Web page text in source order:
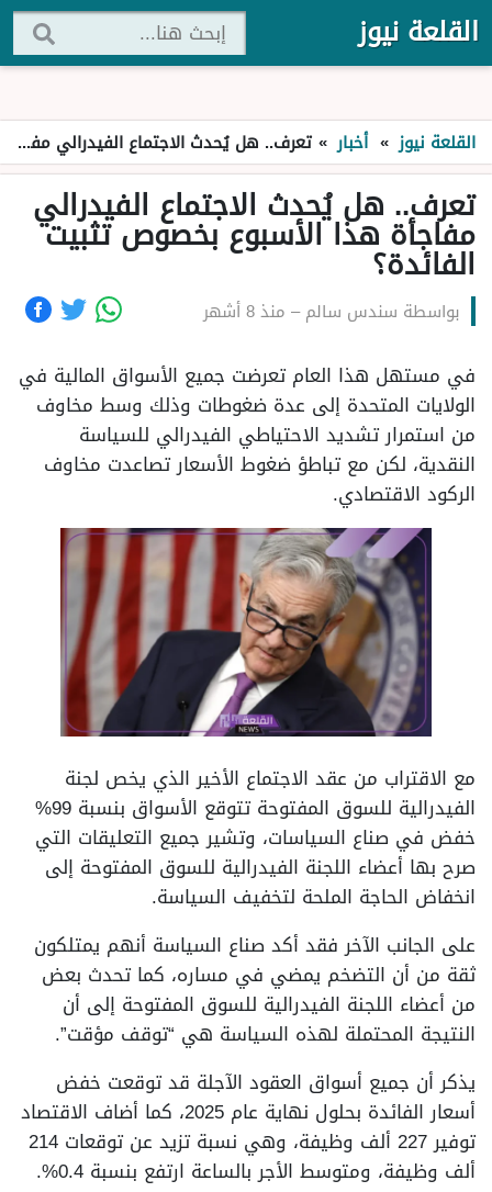
القلعة نيوز
القلعة نيوز » أخبار » تعرف.. هل يُحدث الاجتماع الفيدرالي مفاجأة هذا الأسبوع بخصوص تثبيت الفائدة؟
تعرف.. هل يُحدث الاجتماع الفيدرالي
مفاجأة هذا الأسبوع بخصوص تثبيت
الفائدة؟
بواسطة سندس سالم– منذ 8 أشهر
في مستهل هذا العام تعرضت جميع الأسواق المالية في
الولايات المتحدة إلى عدة ضغوطات وذلك وسط مخاوف
من استمرار تشديد الاحتياطي الفيدرالي للسياسة
النقدية، لكن مع تباطؤ ضغوط الأسعار تصاعدت مخاوف
الركود الاقتصادي.
مع الاقتراب من عقد الاجتماع الأخير الذي يخص لجنة
الفيدرالية للسوق المفتوحة تتوقع الأسواق بنسبة 99%
خفض في صناع السياسات، وتشير جميع التعليقات التي
صرح بها أعضاء اللجنة الفيدرالية للسوق المفتوحة إلى
انخفاض الحاجة الملحة لتخفيف السياسة.
على الجانب الآخر فقد أكد صناع السياسة أنهم يمتلكون
ثقة من أن التضخم يمضي في مساره، كما تحدث بعض
من أعضاء اللجنة الفيدرالية للسوق المفتوحة إلى أن
النتيجة المحتملة لهذه السياسة هي “توقف مؤقت”.
يذكر أن جميع أسواق العقود الآجلة قد توقعت خفض
أسعار الفائدة بحلول نهاية عام 2025، كما أضاف الاقتصاد
توفير 227 ألف وظيفة، وهي نسبة تزيد عن توقعات 214
ألف وظيفة، ومتوسط ​​الأجر بالساعة ارتفع بنسبة 0.4%.